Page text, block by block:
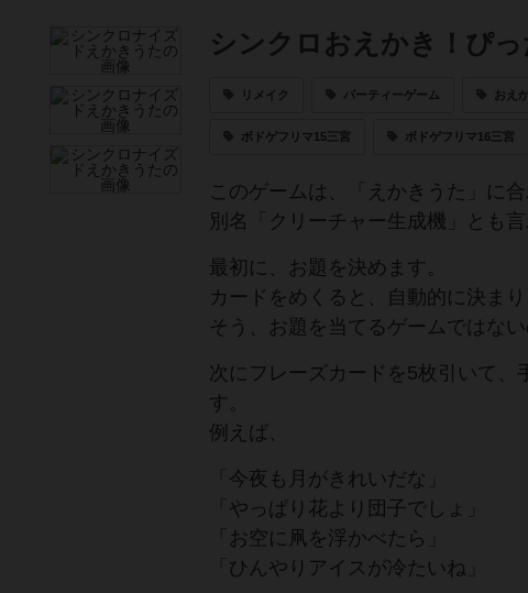
シンクロおえかき！ぴ
リメイク パーティーゲーム おえ
ボドゲフリマ15三宮 ボドゲフリマ16三宮
このゲームは、「えかきうた」に
別名「クリーチャー生成機」とも
最初に、お題を決めます。
カードをめくると、自動的に決ま
そう、お題を当てるゲームではない
次にフレーズカードを5枚引いて、
す。
例えば、
「今夜も月がきれいだな」
「やっぱり花より団子でしょ」
「お空に凧を浮かべたら」
「ひんやりアイスが冷たいね」